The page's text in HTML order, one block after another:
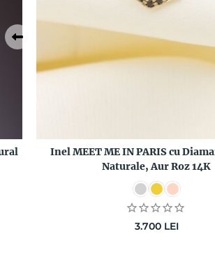
Inel MEET ME IN PARIS cu
Naturale, Aur Roz 14K
3.700 LEI